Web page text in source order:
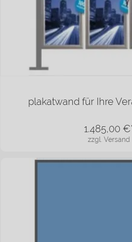
plakatwand für Ihre
zzgl. Versand
1.485,00